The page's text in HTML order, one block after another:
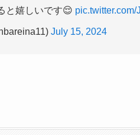
と嬉しいです😌
July 15, 2024